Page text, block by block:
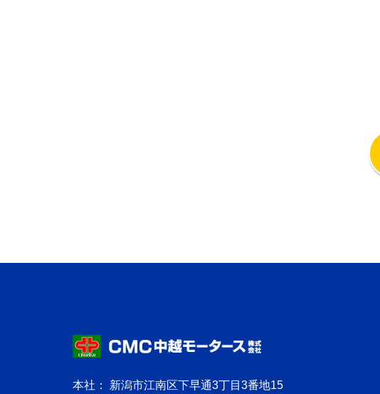
本社： 新潟市江南区下早通3丁目3番地15